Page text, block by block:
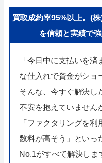
買取成約率95%以上。(
を信頼と実績で
「今日中に支払いを
な仕入れで資金がショ
そんな、今すぐ解決し
不安を抱えていません
「ファクタリングを
数料が高そう」といっ
No.1がすべて解決しま